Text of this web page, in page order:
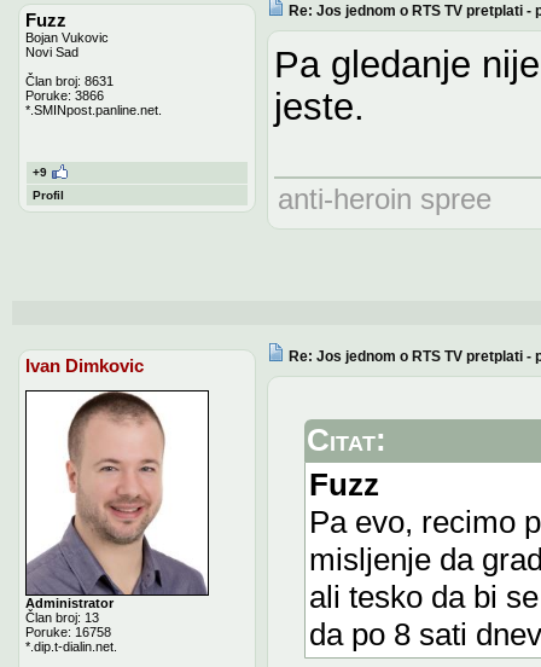
Fuzz
Bojan Vukovic
Novi Sad
Član broj: 8631
Poruke: 3866
*.SMINpost.panline.net.
+9
Profil
Re: Jos jednom o RTS TV pretplati -
Pa gledanje
jeste.
anti-heroin spree
Ivan Dimkovic
Administrator
Član broj: 13
Poruke: 16758
*.dip.t-dialin.net.
Re: Jos jednom o RTS TV pretplati -
Citat:
Fuzz
Pa evo, recimo
misljenje da
ali tesko da bi
da po 8 sati